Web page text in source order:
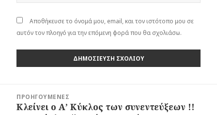
Αποθήκευσε το όνομά μου, email, και τον ιστότοπο μου σε
αυτόν τον πλοηγό για την επόμενη φορά που θα σχολιάσω.
άρθρωνΠΡΟΗΓΟΎΜΕΝΕΣ
Προηγούμενο
Κλείνει ο Α’ Κύκλος των συνεντεύξεων !!